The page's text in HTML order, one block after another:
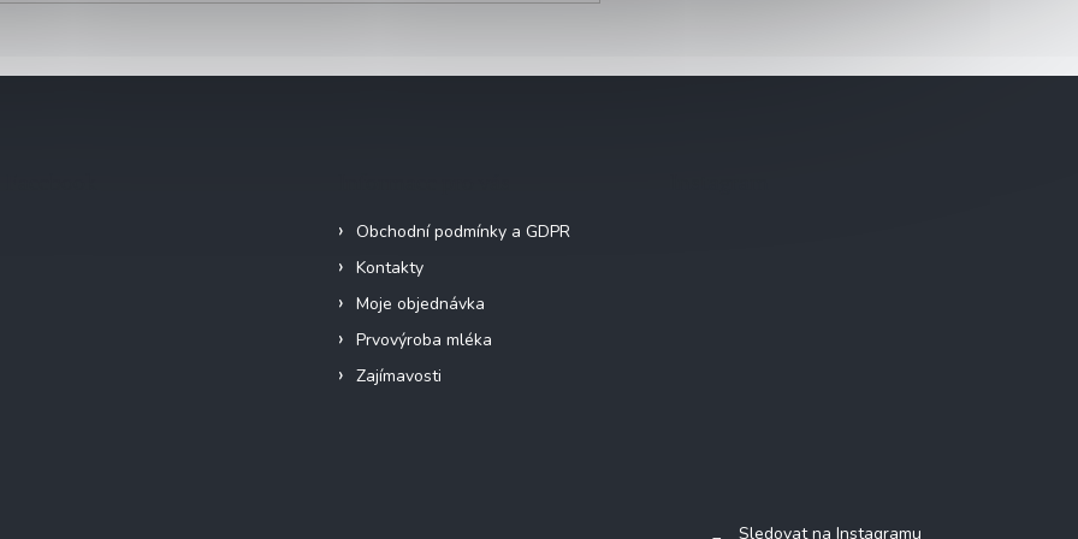
Obchodní podmínky a GDPR
Kontakty
Moje objednávka
Prvovýroba mléka
Zajímavosti
Sledovat na Instagramu